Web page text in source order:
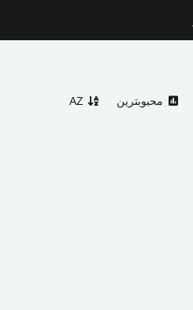
محبوبترین AZ